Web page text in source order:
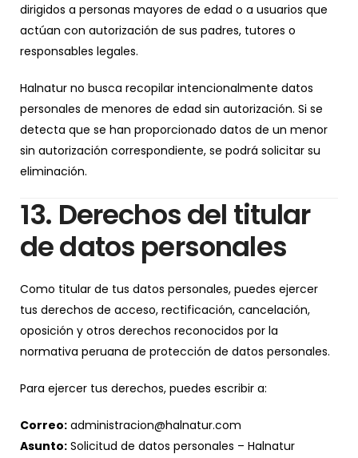
dirigidos a personas mayores de edad o a usuarios que
actúan con autorización de sus padres, tutores o
responsables legales.
Halnatur no busca recopilar intencionalmente datos
personales de menores de edad sin autorización. Si se
detecta que se han proporcionado datos de un menor
sin autorización correspondiente, se podrá solicitar su
eliminación.
13. Derechos del titular
de datos personales
Como titular de tus datos personales, puedes ejercer
tus derechos de acceso, rectificación, cancelación,
oposición y otros derechos reconocidos por la
normativa peruana de protección de datos personales.
Para ejercer tus derechos, puedes escribir a:
Correo: administracion@halnatur.com
Asunto: Solicitud de datos personales – Halnatur